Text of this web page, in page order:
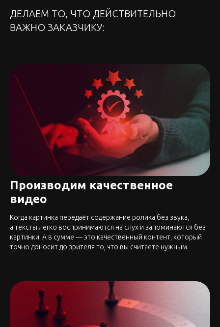
ДЕЛАЕМ ТО, ЧТО ДЕЙСТВИТЕЛЬНО
ВАЖНО ЗАКАЗЧИКУ:
Производим качественное
видео
Когда картинка передаёт содержание ролика без звука,
а тексты легко воспринимаются на слух и запоминаются без
картинки. А в сумме — это качественный контент, который
точно доносит до зрителя то, что вы считаете нужным.